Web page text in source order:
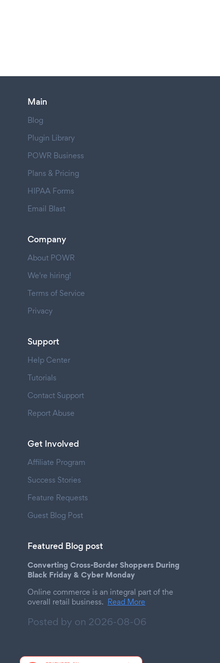
Main
Blog
Plugin Library
POWR Business
Plans & Pricing
HIPAA Forms
Email Blast
Company
About POWR
We're hiring!
Terms of Service
Privacy
Support
Help Center
Tutorials
Contact Support
Report Abuse
Get Involved
Affiliate Program
Success Stories
Feature Requests
Guest Blog Post
Featured Blog post
Converting Cross-Border Shoppers During
Black Friday & Cyber Monday
Online commerce is an integral part of the
overall retail business. Read More
Posted by on 2026-08-06